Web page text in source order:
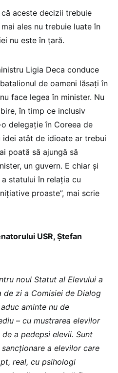
aceste decizii trebuie
ales nu trebuie luate în
nu este în țară.
Ligia Deca conduce
de oameni lăsați în
face legea în minister. Nu
în timp ce inclusiv
delegație în Coreea de
idei atât de idioate ar trebui
poată să ajungă să
un guvern. E chiar și
statului în relația cu
proaste”, mai scrie
USR, Ștefan
noul Statut al Elevului a
zi a Comisiei de Dialog
aminte nu de
– cu mustrarea elevilor
a pedepsi elevii. Sunt
a elevilor care
real, cu psihologi